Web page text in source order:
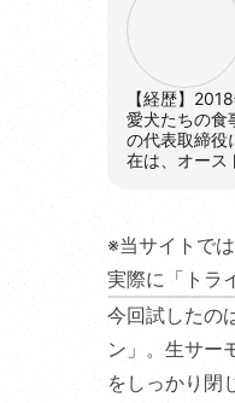
【経歴】
愛犬たちの食
の代表取締役
在は、オース
※当サイトで
実際に「トラ
今回試したの
ン」。生サー
をしっかり閉